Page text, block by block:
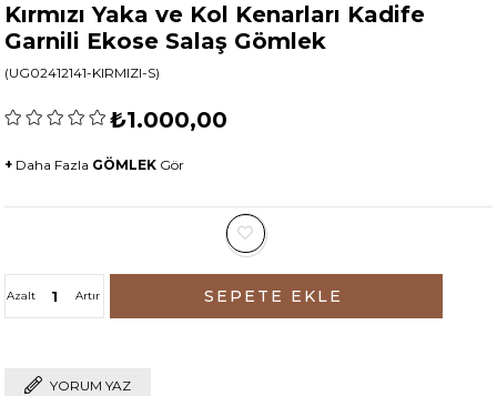
Kırmızı Yaka ve Kol Kenarları Kadife
Garnili Ekose Salaş Gömlek
(UG02412141-KIRMIZI-S)
₺1.000,00
+ Daha Fazla GÖMLEK Gör
Artır
Azalt
YORUM YAZ